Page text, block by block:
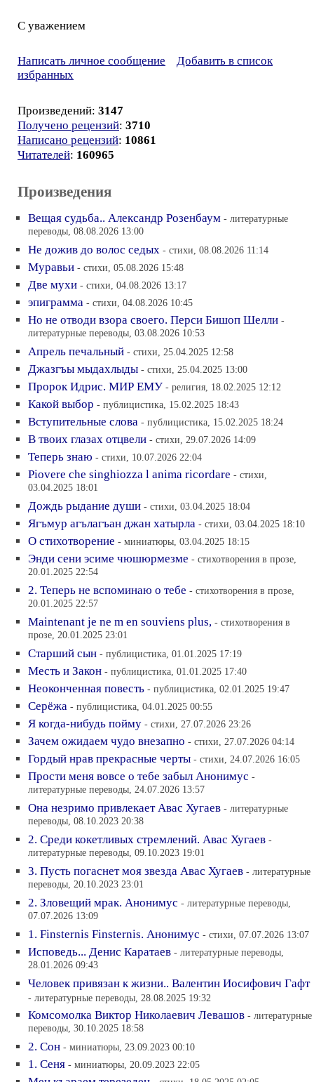
С уважением
Написать личное сообщение
Добавить в список
избранных
Произведений: 3147
Получено рецензий: 3710
Написано рецензий: 10861
Читателей: 160965
Произведения
Вещая судьба.. Александр Розенбаум - литературные
переводы, 08.08.2026 13:00
Не дожив до волос седых - стихи, 08.08.2026 11:14
Муравьи - стихи, 05.08.2026 15:48
Две мухи - стихи, 04.08.2026 13:17
эпиграмма - стихи, 04.08.2026 10:45
Но не отводи взора своего. Перси Бишоп Шелли -
литературные переводы, 03.08.2026 10:53
Апрель печальный - стихи, 25.04.2025 12:58
Джазгъы мыдахлыды - стихи, 25.04.2025 13:00
Пророк Идрис. МИР ЕМУ - религия, 18.02.2025 12:12
Какой выбор - публицистика, 15.02.2025 18:43
Вступительные слова - публицистика, 15.02.2025 18:24
В твоих глазах отцвели - стихи, 29.07.2026 14:09
Теперь знаю - стихи, 10.07.2026 22:04
Piovere che singhiozza l anima ricordare - стихи,
03.04.2025 18:01
Дождь рыдание души - стихи, 03.04.2025 18:04
Ягъмур агълагъан джан хатырла - стихи, 03.04.2025 18:10
О стихотворение - миниатюры, 03.04.2025 18:15
Энди сени эсиме чюшюрмезме - стихотворения в прозе,
20.01.2025 22:54
2. Теперь не вспоминаю о тебе - стихотворения в прозе,
20.01.2025 22:57
Maintenant je ne m en souviens plus, - стихотворения в
прозе, 20.01.2025 23:01
Старший сын - публицистика, 01.01.2025 17:19
Месть и Закон - публицистика, 01.01.2025 17:40
Неоконченная повесть - публицистика, 02.01.2025 19:47
Серёжа - публицистика, 04.01.2025 00:55
Я когда-нибудь пойму - стихи, 27.07.2026 23:26
Зачем ожидаем чудо внезапно - стихи, 27.07.2026 04:14
Гордый нрав прекрасные черты - стихи, 24.07.2026 16:05
Прости меня вовсе о тебе забыл Анонимус -
литературные переводы, 24.07.2026 13:57
Она незримо привлекает Авас Хугаев - литературные
переводы, 08.10.2023 20:38
2. Среди кокетливых стремлений. Авас Хугаев -
литературные переводы, 09.10.2023 19:01
3. Пусть погаснет моя звезда Авас Хугаев - литературные
переводы, 20.10.2023 23:01
2. Зловещий мрак. Анонимус - литературные переводы,
07.07.2026 13:09
1. Finsternis Finsternis. Анонимус - стихи, 07.07.2026 13:07
Исповедь... Денис Каратаев - литературные переводы,
28.01.2026 09:43
Человек привязан к жизни.. Валентин Иосифович Гафт
- литературные переводы, 28.08.2025 19:32
Комсомолка Виктор Николаевич Левашов - литературные
переводы, 30.10.2025 18:58
2. Сон - миниатюры, 23.09.2023 00:10
1. Сеня - миниатюры, 20.09.2023 22:05